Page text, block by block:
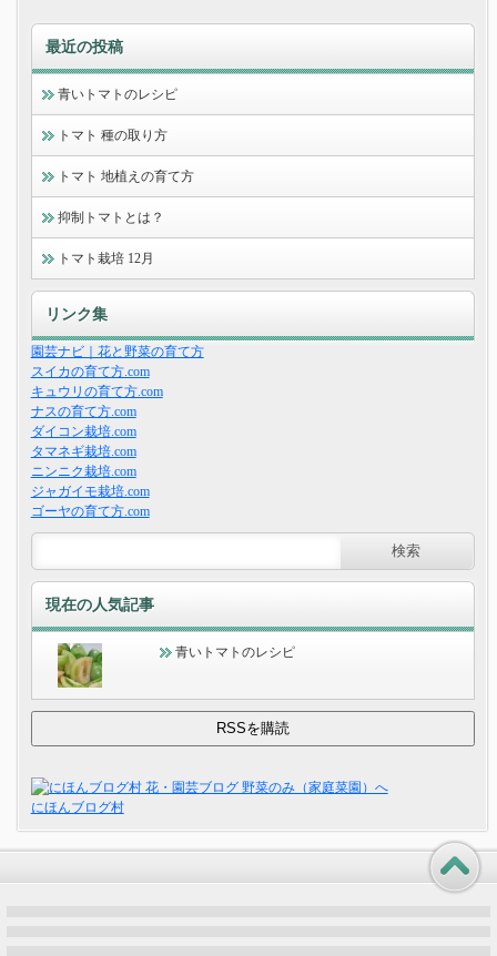
最近の投稿
青いトマトのレシピ
トマト 種の取り方
トマト 地植えの育て方
抑制トマトとは？
トマト栽培 12月
リンク集
園芸ナビ｜花と野菜の育て方
スイカの育て方.com
キュウリの育て方.com
ナスの育て方.com
ダイコン栽培.com
タマネギ栽培.com
ニンニク栽培.com
ジャガイモ栽培.com
ゴーヤの育て方.com
現在の人気記事
青いトマトのレシピ
にほんブログ村